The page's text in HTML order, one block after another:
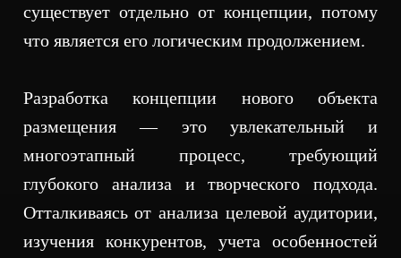
существует отдельно от концепции, потому
что является его логическим продолжением.
Разработка концепции нового объекта
размещения — это увлекательный и
многоэтапный процесс, требующий
глубокого анализа и творческого подхода.
Отталкиваясь от анализа целевой аудитории,
изучения конкурентов, учета особенностей